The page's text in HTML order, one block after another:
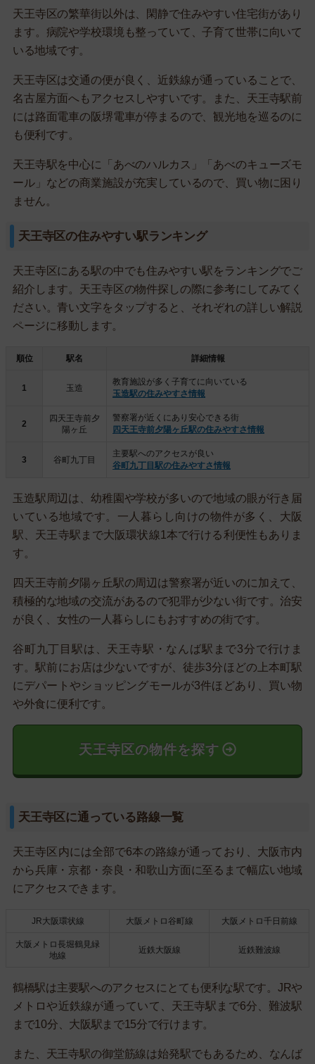
天王寺区の繁華街以外は、閑静で住みやすい住宅街があり
ます。病院や学校環境も整っていて、子育て世帯に向いて
いる地域です。
天王寺区は交通の便が良く、近鉄線が通っていることで、
名古屋方面へもアクセスしやすいです。また、天王寺駅前
には路面電車の阪堺電車が停まるので、観光地を巡るのに
も便利です。
天王寺駅を中心に「あべのハルカス」「あべのキューズモ
ール」などの商業施設が充実しているので、買い物に困り
ません。
天王寺区の住みやすい駅ランキング
天王寺区にある駅の中でも住みやすい駅をランキングでご
紹介します。天王寺区の物件探しの際に参考にしてみてく
ださい。青い文字をタップすると、それぞれの詳しい解説
ページに移動します。
順位 駅名 詳細情報
1 玉造
教育施設が多く子育てに向いている
玉造駅の住みやすさ情報
2
四天王寺前夕
陽ヶ丘
警察署が近くにあり安心できる街
四天王寺前夕陽ヶ丘駅の住みやすさ情報
3 谷町九丁目
主要駅へのアクセスが良い
谷町九丁目駅の住みやすさ情報
玉造駅周辺は、幼稚園や学校が多いので地域の眼が行き届
いている地域です。一人暮らし向けの物件が多く、大阪
駅、天王寺駅まで大阪環状線1本で行ける利便性もありま
す。
四天王寺前夕陽ヶ丘駅の周辺は警察署が近いのに加えて、
積極的な地域の交流があるので犯罪が少ない街です。治安
が良く、女性の一人暮らしにもおすすめの街です。
谷町九丁目駅は、天王寺駅・なんば駅まで3分で行けま
す。駅前にお店は少ないですが、徒歩3分ほどの上本町駅
にデパートやショッピングモールが3件ほどあり、買い物
や外食に便利です。
天王寺区の物件を探す
天王寺区に通っている路線一覧
天王寺区内には全部で6本の路線が通っており、大阪市内
から兵庫・京都・奈良・和歌山方面に至るまで幅広い地域
にアクセスできます。
JR大阪環状線 大阪メトロ谷町線 大阪メトロ千日前線
大阪メトロ長堀鶴見緑
地線
近鉄大阪線 近鉄難波線
鶴橋駅は主要駅へのアクセスにとても便利な駅です。JRや
メトロや近鉄線が通っていて、天王寺駅まで6分、難波駅
まで10分、大阪駅まで15分で行けます。
また、天王寺駅の御堂筋線は始発駅でもあるため、なんば